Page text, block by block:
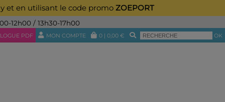
et en utilisant le code promo ZOEPORT
12h00 / 13h30-17h00
PDF MON COMPTE 0 | 0,00 € OK